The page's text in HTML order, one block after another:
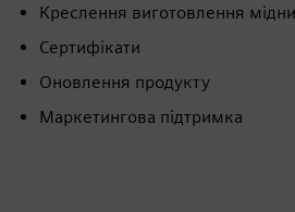
Креслення виготовлення
Сертифікати
Оновлення продукту
Маркетингова підтримка